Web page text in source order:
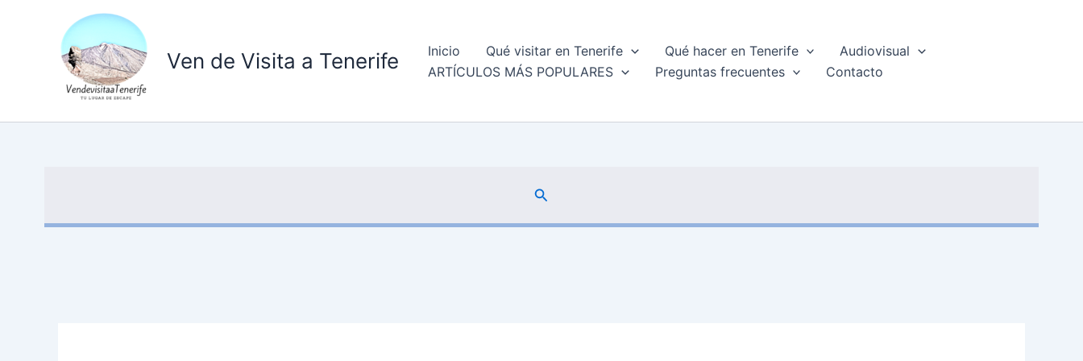
Ven de Visita a Tenerife Inicio Qué visitar en Tenerife Qué hacer en Tenerife
Audiovisual
ARTÍCULOS MÁS POPULARES
Preguntas frecuentes Contacto
Buscar